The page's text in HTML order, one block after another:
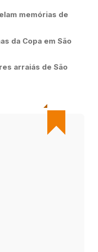
memórias de
da Copa em São
arraiás de São